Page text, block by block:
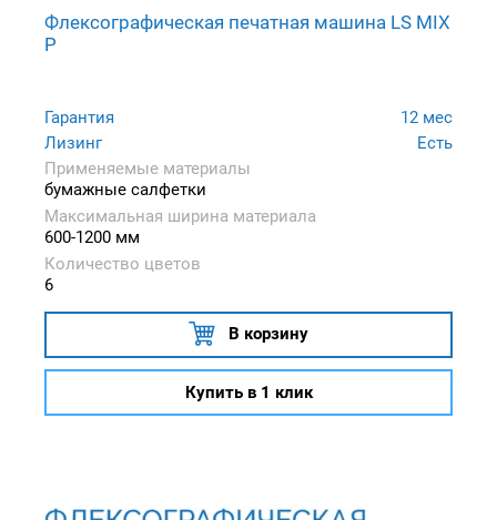
Флексографическая печатная машина LS MIX
P
Гарантия
12 мес
Лизинг
Есть
Применяемые материалы
бумажные салфетки
Максимальная ширина материала
600-1200 мм
Количество цветов
6
В корзину
Купить в 1 клик